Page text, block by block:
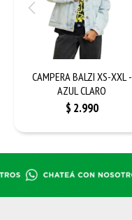
CAMPERA BALZI XS-XXL -
AZUL CLARO
$ 2.990